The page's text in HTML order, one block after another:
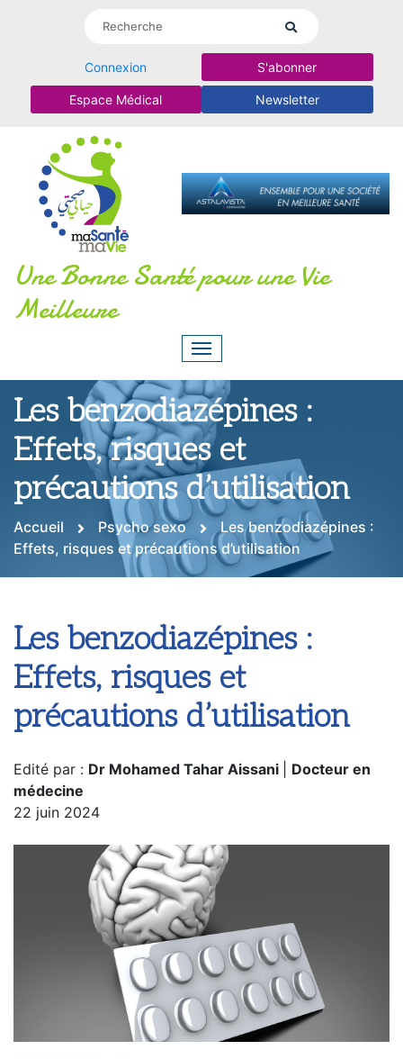
Connexion S'abonner
Espace Médical Newsletter
Une Bonne Santé pour une Vie
Meilleure
Les benzodiazépines :
Effets, risques et
précautions d’utilisation
Accueil Psycho sexo
Les benzodiazépines :
Effets, risques et précautions d’utilisation
Les benzodiazépines :
Effets, risques et
précautions d’utilisation
Edité par : Dr Mohamed Tahar Aissani
Docteur en
médecine
22 juin 2024